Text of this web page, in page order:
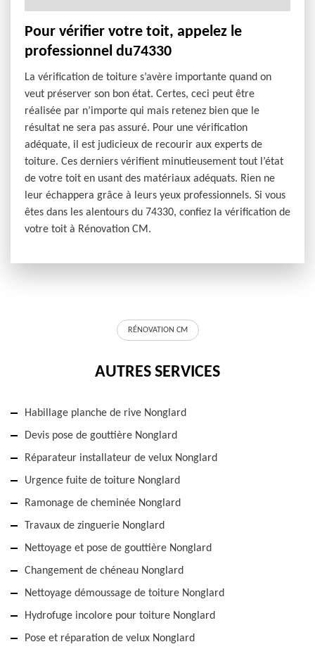
Pour vérifier votre toit, appelez le
professionnel du74330
La vérification de toiture s’avère importante quand on
veut préserver son bon état. Certes, ceci peut être
réalisée par n’importe qui mais retenez bien que le
résultat ne sera pas assuré. Pour une vérification
adéquate, il est judicieux de recourir aux experts de
toiture. Ces derniers vérifient minutieusement tout l’état
de votre toit en usant des matériaux adéquats. Rien ne
leur échappera grâce à leurs yeux professionnels. Si vous
êtes dans les alentours du 74330, confiez la vérification de
votre toit à Rénovation CM.
RÉNOVATION CM
AUTRES SERVICES
Habillage planche de rive Nonglard
Devis pose de gouttière Nonglard
Réparateur installateur de velux Nonglard
Urgence fuite de toiture Nonglard
Ramonage de cheminée Nonglard
Travaux de zinguerie Nonglard
Nettoyage et pose de gouttière Nonglard
Changement de chéneau Nonglard
Nettoyage démoussage de toiture Nonglard
Hydrofuge incolore pour toiture Nonglard
Pose et réparation de velux Nonglard